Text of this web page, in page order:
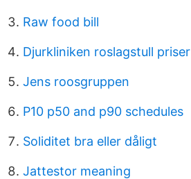
Raw food bill
Djurkliniken roslagstull priser
Jens roosgruppen
P10 p50 and p90 schedules
Soliditet bra eller dåligt
Jattestor meaning